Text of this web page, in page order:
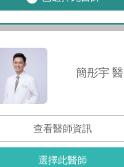
簡彤宇
查看醫師資訊
選擇此醫師